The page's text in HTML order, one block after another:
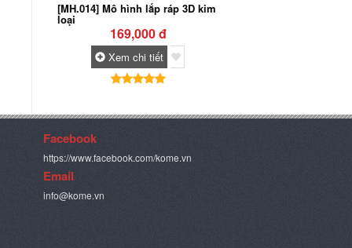
[MH.014] Mô hình lắp ráp 3D kim
loại
169,000 đ
Xem chi tiết
Facebook
https://www.facebook.com/kome.vn
Email
info@kome.vn